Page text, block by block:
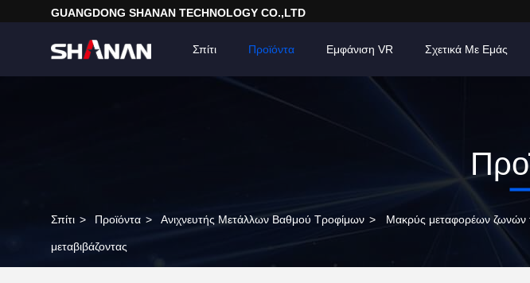
GUANGDONG SHANAN TECHNOLOGY CO.,LTD
Σπίτι Προϊόντα Εμφάνιση VR Σχετικά Με Εμάς
Σπίτι > Προϊόντα > Ανιχνευτής Μετάλλων Βαθμού Τροφίμων > Μακρύς μεταφορέων ζωνών
μεταβιβάζοντας